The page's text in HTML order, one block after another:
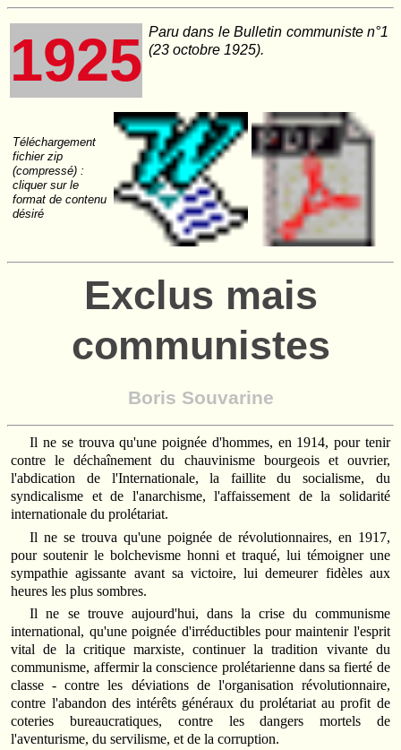
1925 Paru dans leBulletin communisten°1
(23 octobre 1925).
Téléchargement
fichier zip
(compressé) :
cliquer sur le
format de contenu
désiré
Exclus mais
communistes
Boris Souvarine
Il ne se trouva qu'une poignée d'hommes, en 1914, pour tenir
contre le déchaînement du chauvinisme bourgeois et ouvrier,
l'abdication de l'Internationale, la faillite du socialisme, du
syndicalisme et de l'anarchisme, l'affaissement de la solidarité
internationale du prolétariat.
Il ne se trouva qu'une poignée de révolutionnaires, en 1917,
pour soutenir le bolchevisme honni et traqué, lui témoigner une
sympathie agissante avant sa victoire, lui demeurer fidèles aux
heures les plus sombres.
Il ne se trouve aujourd'hui, dans la crise du communisme
international, qu'une poignée d'irréductibles pour maintenir l'esprit
vital de la critique marxiste, continuer la tradition vivante du
communisme, affermir la conscience prolétarienne dans sa fierté de
classe - contre les déviations de l'organisation révolutionnaire,
contre l'abandon des intérêts généraux du prolétariat au profit de
coteries bureaucratiques, contre les dangers mortels de
l'aventurisme, du servilisme, et de la corruption.